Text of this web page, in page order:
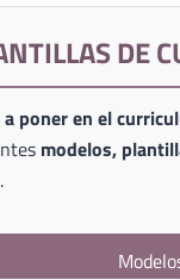
DE
poner en el
modelos,